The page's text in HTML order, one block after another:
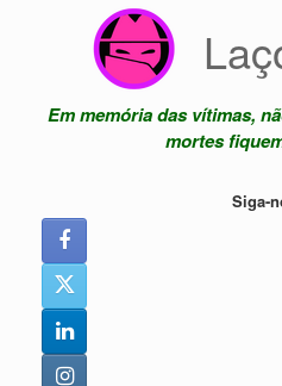
Em memória das vítimas,
mortes
Siga-